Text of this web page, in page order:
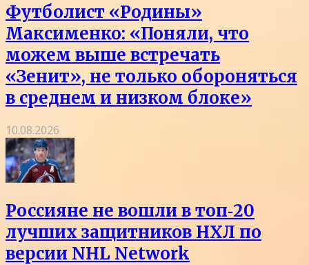
Футболист «Родины»
Максименко: «Поняли, что
можем выше встречать
«Зенит», не только обороняться
в среднем и низком блоке»
10.08.2026
Россияне не вошли в топ‑20
лучших защитников НХЛ по
версии NHL Network